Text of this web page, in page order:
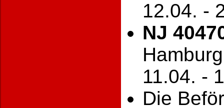
12.04. -
NJ
11.04. -
Die